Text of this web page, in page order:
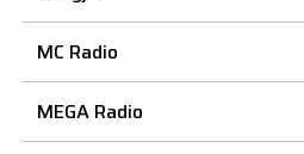
MC Radio
MEGA Radio